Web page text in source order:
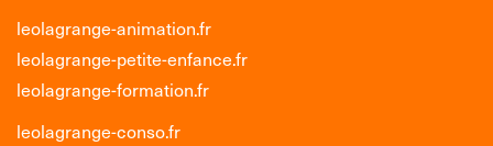
leolagrange-animation.fr
leolagrange-petite-enfance.fr
leolagrange-formation.fr
leolagrange-conso.fr